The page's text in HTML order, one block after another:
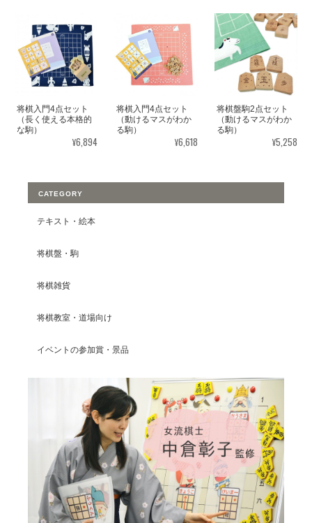
将棋入門4点セット
（長く使える本格的
な駒）
¥6,894
将棋入門4点セット
（動けるマスがわか
る駒）
¥6,618
将棋盤駒2点セット
（動けるマスがわか
る駒）
¥5,258
CATEGORY
テキスト・絵本
将棋盤・駒
将棋雑貨
将棋教室・道場向け
イベントの参加賞・景品